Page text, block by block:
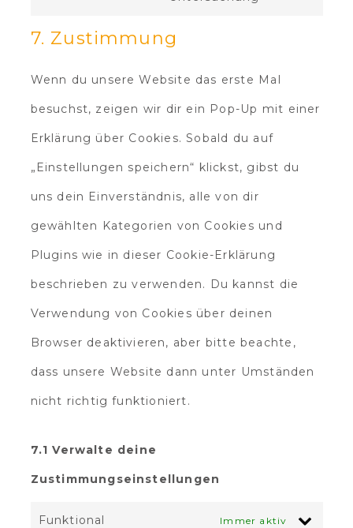
7. Zustimmung
Wenn du unsere Website das erste Mal
besuchst, zeigen wir dir ein Pop-Up mit einer
Erklärung über Cookies. Sobald du auf
„Einstellungen speichern“ klickst, gibst du
uns dein Einverständnis, alle von dir
gewählten Kategorien von Cookies und
Plugins wie in dieser Cookie-Erklärung
beschrieben zu verwenden. Du kannst die
Verwendung von Cookies über deinen
Browser deaktivieren, aber bitte beachte,
dass unsere Website dann unter Umständen
nicht richtig funktioniert.
7.1 Verwalte deine
Zustimmungseinstellungen
Funktional Immer aktiv